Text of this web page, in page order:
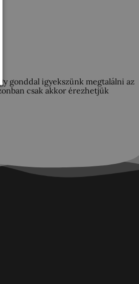
gonddal igyekszünk megtalálni az
csak akkor érezhetjük